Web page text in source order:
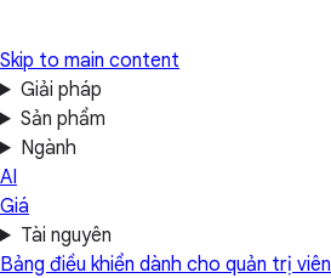
Skip to main content
Giải pháp
Sản phẩm
Ngành
AI
Giá
Tài nguyên
Bảng điều khiển dành cho quản trị viên